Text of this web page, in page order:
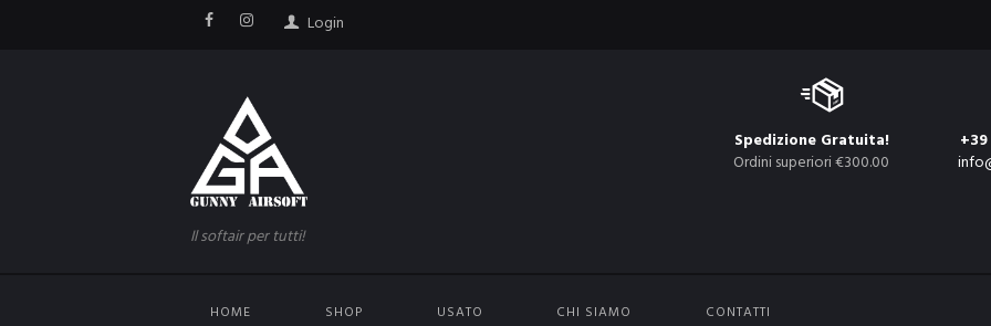
Login
Il softair per tutti!
Spedizione Gratuita!
Ordini superiori €300.00
HOME SHOP USATO CHI SIAMO CONTATTI